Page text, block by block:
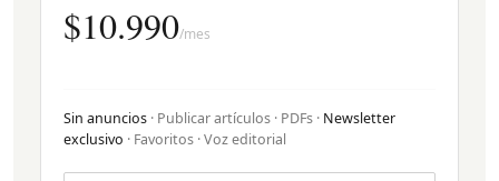
$10.990/mes
Sin anuncios · Publicar artículos · PDFs · Newsletter
exclusivo · Favoritos · Voz editorial